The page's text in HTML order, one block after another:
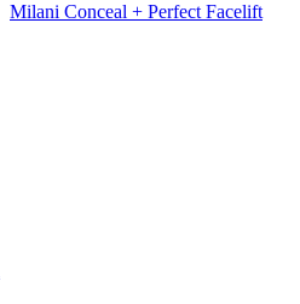
Milani Conceal + Perfect Facelift